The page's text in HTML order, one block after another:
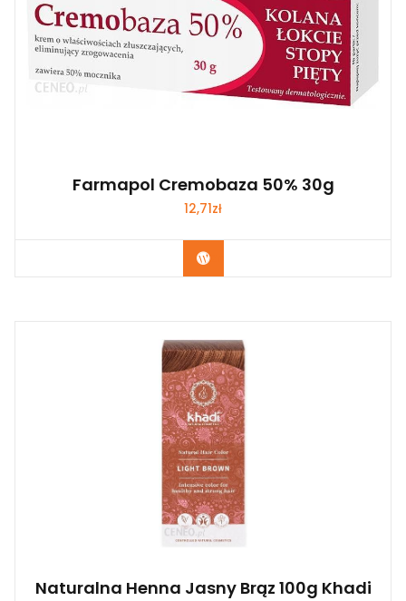
Farmapol Cremobaza 50% 30g
12,71zł
Zobacz
Naturalna Henna Jasny Brąz 100g Khadi